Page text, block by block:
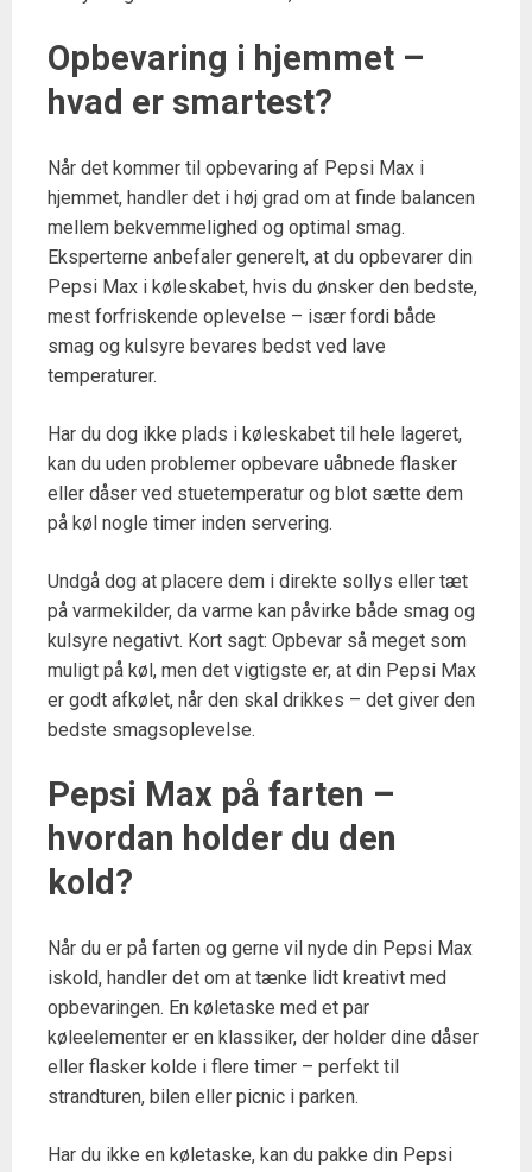
Opbevaring i hjemmet –
hvad er smartest?
Når det kommer til opbevaring af Pepsi Max i
hjemmet, handler det i høj grad om at finde balancen
mellem bekvemmelighed og optimal smag.
Eksperterne anbefaler generelt, at du opbevarer din
Pepsi Max i køleskabet, hvis du ønsker den bedste,
mest forfriskende oplevelse – især fordi både
smag og kulsyre bevares bedst ved lave
temperaturer.
Har du dog ikke plads i køleskabet til hele lageret,
kan du uden problemer opbevare uåbnede flasker
eller dåser ved stuetemperatur og blot sætte dem
på køl nogle timer inden servering.
Undgå dog at placere dem i direkte sollys eller tæt
på varmekilder, da varme kan påvirke både smag og
kulsyre negativt. Kort sagt: Opbevar så meget som
muligt på køl, men det vigtigste er, at din Pepsi Max
er godt afkølet, når den skal drikkes – det giver den
bedste smagsoplevelse.
Pepsi Max på farten –
hvordan holder du den
kold?
Når du er på farten og gerne vil nyde din Pepsi Max
iskold, handler det om at tænke lidt kreativt med
opbevaringen. En køletaske med et par
køleelementer er en klassiker, der holder dine dåser
eller flasker kolde i flere timer – perfekt til
strandturen, bilen eller picnic i parken.
Har du ikke en køletaske, kan du pakke din Pepsi